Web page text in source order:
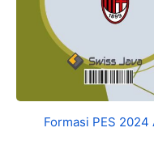
Formasi PES 2024